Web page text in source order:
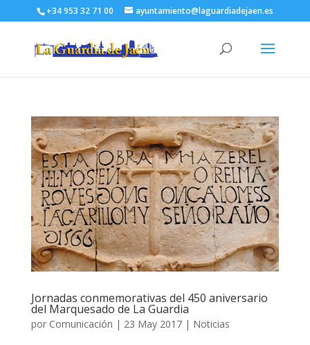
+34 953 32 71 00 ayuntamiento@laguardiadejaen.es
Jornadas conmemorativas del 450 aniversario
del Marquesado de La Guardia
por Comunicación | 23 May 2017| Noticias